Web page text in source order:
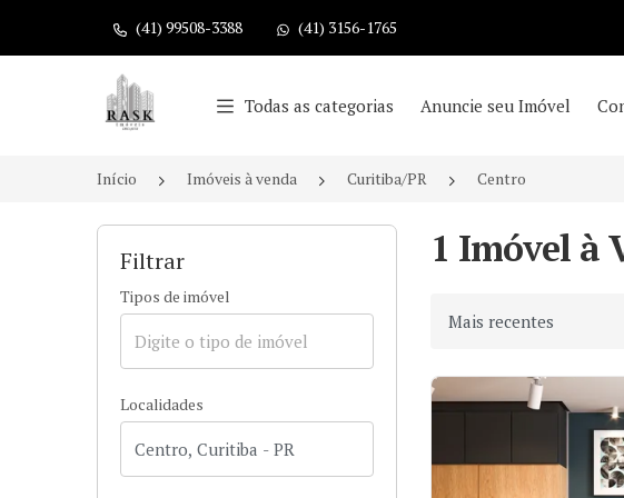
(41) 99508-3388 (41) 3156-1765
Página inicial
Todas as categorias Anuncie seu Imóvel
Início Imóveis à venda Curitiba/PR Centro
Filtrar
Tipos de imóvel
Localidades
1 Imóvel à
Ordenar por